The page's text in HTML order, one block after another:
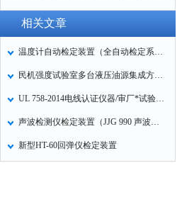
相关文章
温度计自动检定装置（全自动检定系统）
民机强度试验室多台液压油源集成方案设计
UL 758-2014电线认证仪器/审厂*试验设备清单
声波检测仪检定装置（JJG 990 声波检测仪检定规程）
新型HT-60回弹仪检定装置